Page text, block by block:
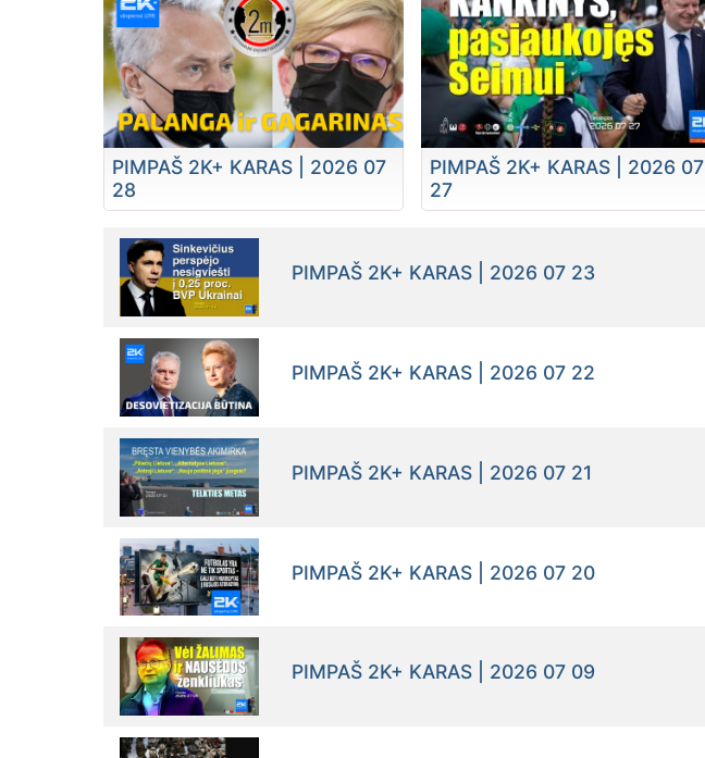
PIMPAŠ 2K+ KARAS | 2026 07
28
PIMPAŠ 2K+ KARAS | 2026 07
27
PIMPAŠ 2K+ KARAS | 2026 07 23
PIMPAŠ 2K+ KARAS | 2026 07 22
PIMPAŠ 2K+ KARAS | 2026 07 21
PIMPAŠ 2K+ KARAS | 2026 07 20
PIMPAŠ 2K+ KARAS | 2026 07 09